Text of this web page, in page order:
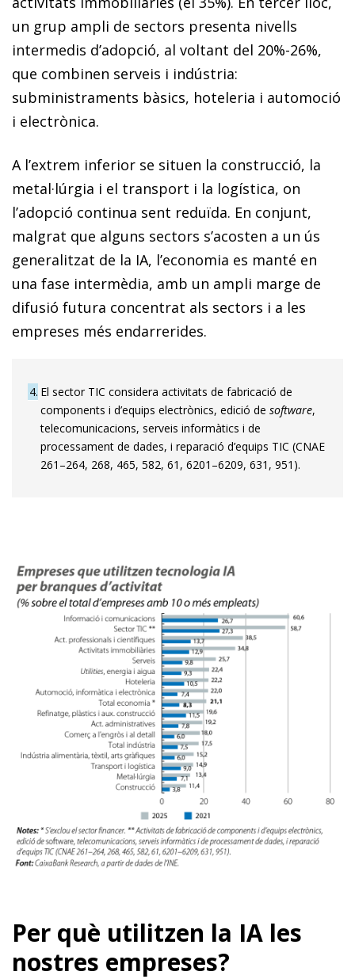
un grup ampli de sectors presenta nivells
intermedis d’adopció, al voltant del 20%-26%,
que combinen serveis i indústria:
subministraments bàsics, hoteleria i automoció
i electrònica.
A l’extrem inferior se situen la construcció, la
metal·lúrgia i el transport i la logística, on
l’adopció continua sent reduïda. En conjunt,
malgrat que alguns sectors s’acosten a un ús
generalitzat de la IA, l’economia es manté en
una fase intermèdia, amb un ampli marge de
difusió futura concentrat als sectors i a les
empreses més endarrerides.
4 El sector TIC considera activitats de fabricació de
components i d’equips electrònics, edició de software,
telecomunicacions, serveis informàtics i de
processament de dades, i reparació d’equips TIC (CNAE
261–264, 268, 465, 582, 61, 6201–6209, 631, 951).
Per què utilitzen la IA les
nostres empreses?